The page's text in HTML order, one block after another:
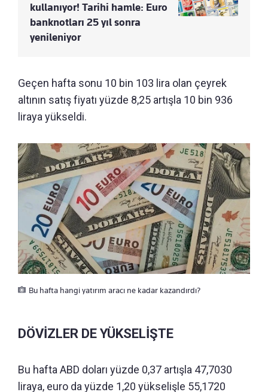
kullanıyor! Tarihi hamle: Euro
banknotları 25 yıl sonra
yenileniyor
Geçen hafta sonu 10 bin 103 lira olan çeyrek
altının satış fiyatı yüzde 8,25 artışla 10 bin 936
liraya yükseldi.
Bu hafta hangi yatırım aracı ne kadar kazandırdı?
DÖVİZLER DE YÜKSELİŞTE
Bu hafta ABD doları yüzde 0,37 artışla 47,7030
liraya, euro da yüzde 1,20 yükselişle 55,1720